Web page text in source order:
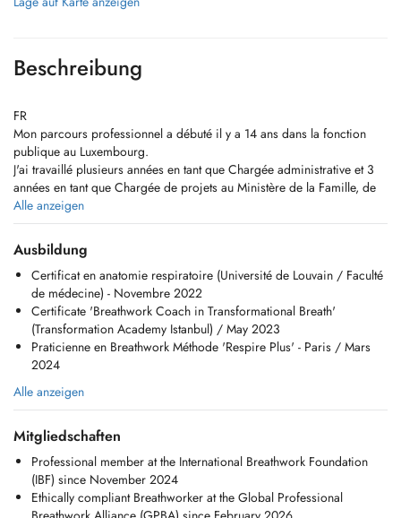
Beschreibung
FR
Mon parcours professionnel a débuté il y a 14 ans dans la fonction
publique au Luxembourg.
J'ai travaillé plusieurs années en tant que Chargée administrative et 3
années en tant que Chargée de projets au Ministère de la Famille, de
l`Intégration et à la Grande Région.
Cependant, ma vie a pris un tournant inattendu après une épreuve de
santé liée à mon deuxième accouchement en 2015. Ce traumatisme
perturbant ma vie quotidienne, m'a incité à entreprendre un voyage
intérieur et à entamer mon chemin dans le développement personnel et
les approches psychocorporelles. C'est alors que j'ai découvert que le
traumatisme physique que j`ai vécu et mes émotions, qui avaient été
enfouies pendant trop longtemps, avaient besoin d'être explorés et
intégrés.
En avril 2022, j'ai expérimenté ma première séance de Breathwork
lors d`un séminaire de deux jours en Turquie, à Istanbul. Une pratique
de respiration consciente, qui a profondément touchée mon âme. J'ai
transformationnelle. Cette expérience a allumé en moi le désir de faire
connaître et de partager la puissance du souffle.
En juin 2022, je me suis formée en Anatomie respiratoire à la Faculté
de médecine de l'Université catholique de Louvain.
En octobre 2022, j'ai approfondi mes compétences en suivant une
Alle anzeigen
Ausbildung
Certificat en anatomie respiratoire (Université de Louvain / Faculté
de médecine) - Novembre 2022
Certificate 'Breathwork Coach in Transformational Breath'
(Transformation Academy Istanbul) / May 2023
Praticienne en Breathwork Méthode 'Respire Plus' - Paris / Mars
2024
Alle anzeigen
Mitgliedschaften
Professional member at the International Breathwork Foundation
(IBF) since November 2024
Ethically compliant Breathworker at the Global Professional